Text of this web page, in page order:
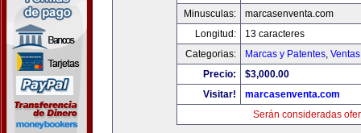
Minusculas:
marcasenventa.com
Longitud:
13 caracteres
Categorias:
Marcas y Patentes,
Precio:
$3,000.00
Visitar!
marcasenventa.com
Serán consideradas